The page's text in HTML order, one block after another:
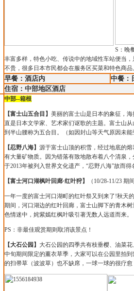
S ：晚
丰富多样，特色小吃、传说中的地域性车站便当
不贵，很多日本市民都会在服务区买菜和特色商品
早餐：酒店内 中餐：
住宿：中部地区酒店
中部--箱根
【富士山五合目】 美丽的富士山是日本的象征，海
直是日本文学家、艺术家们讴歌的主题。富士山
到半山腰称为五合目。（如因封山等天气原因未
【忍野八海】 源于富士山顶的积雪，经过地底的
有大量矿物质。因为错落有致地散布着八个清泉
于2013年被列入世界文化遗产，“忍野八海”故而得
【富士河口湖枫叶回廊·红叶狩】 （ 10/28-11/23 期
一年一度的富士河口湖町的红叶祭又到来了 !秋天
期间，河口湖边的红叶回廊，富士山脚下的青木
色情迷中，姹紫嫣红枫叶吸引著无数人远道而来。
PS ：非最佳观赏期则取消该景点！
【大石公园】 大石公园的四季共有枝垂樱、油菜
中旬期间限定的薰衣草季，大家可以在公园里拍
的扫帚草（波波草）也不缺席，一球一球的很疗愈